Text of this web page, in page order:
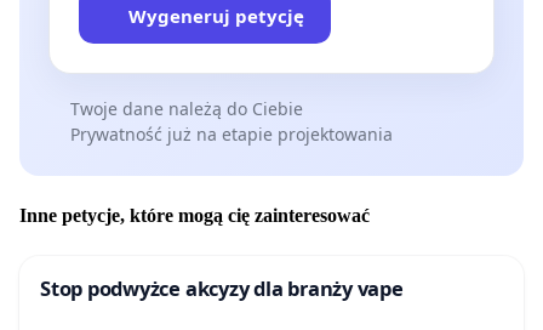
Wygeneruj petycję
Twoje dane należą do Ciebie
Prywatność już na etapie projektowania
Inne petycje, które mogą cię zainteresować
Stop podwyżce akcyzy dla branży vape